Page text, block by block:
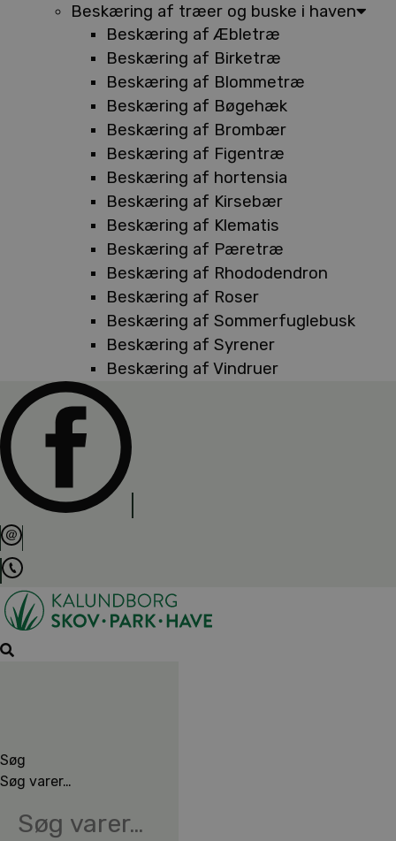
Beskæring af træer og buske i haven
Beskæring af Æbletræ
Beskæring af Birketræ
Beskæring af Blommetræ
Beskæring af Bøgehæk
Beskæring af Brombær
Beskæring af Figentræ
Beskæring af hortensia
Beskæring af Kirsebær
Beskæring af Klematis
Beskæring af Pæretræ
Beskæring af Rhododendron
Beskæring af Roser
Beskæring af Sommerfuglebusk
Beskæring af Syrener
Beskæring af Vindruer
Søg
Søg varer…